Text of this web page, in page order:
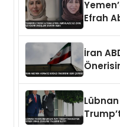
Efrah
İran